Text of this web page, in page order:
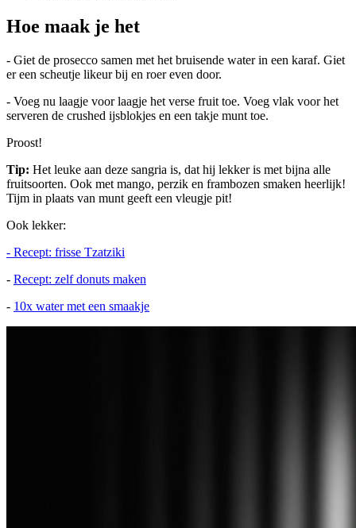
Hoe maak je het
- Giet de prosecco samen met het bruisende water in een karaf. Giet
er een scheutje likeur bij en roer even door.
- Voeg nu laagje voor laagje het verse fruit toe. Voeg vlak voor het
serveren de crushed ijsblokjes en een takje munt toe.
Proost!
Tip: Het leuke aan deze sangria is, dat hij lekker is met bijna alle
fruitsoorten. Ook met mango, perzik en frambozen smaken heerlijk!
Tijm in plaats van munt geeft een vleugje pit!
Ook lekker:
- Recept: frisse Tzatziki
- Recept: zelf donuts maken
- 10x water met een smaakje